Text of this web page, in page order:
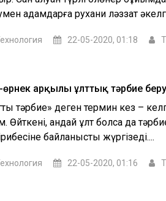
адамдарға рухани ләззат
22-05-2020, 01:18
арқылы ұлттық тәрбие
тәрбие» деген термин кез –
Өйткені, қандай ұлт болса да
байланысты жүргізеді....
22-05-2020, 01:16